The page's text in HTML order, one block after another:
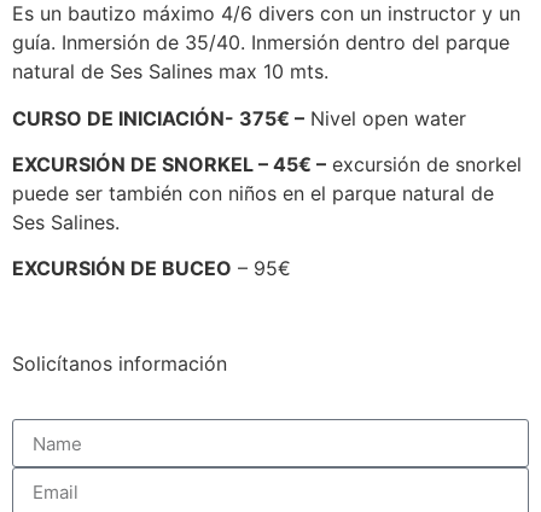
Es un bautizo máximo 4/6 divers con un instructor y un
guía. Inmersión de 35/40. Inmersión dentro del parque
natural de Ses Salines max 10 mts.
CURSO DE INICIACIÓN- 375€ – Nivel open water
EXCURSIÓN DE SNORKEL – 45€ – excursión de snorkel
puede ser también con niños en el parque natural de
Ses Salines.
EXCURSIÓN DE BUCEO – 95€
Solicítanos información